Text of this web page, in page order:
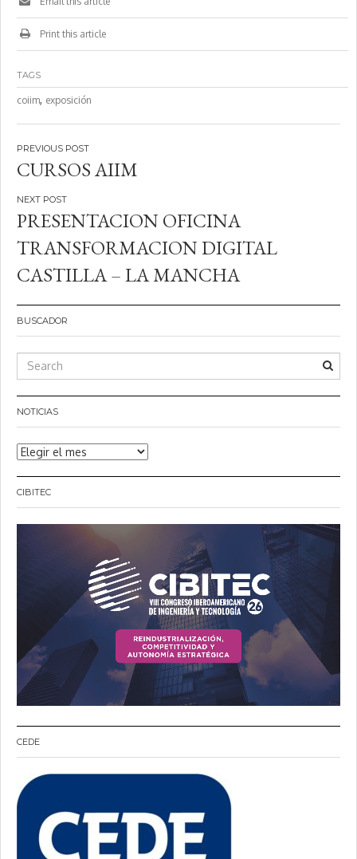
Print this article
TAGS
coiim, exposición
Navegación
de
entradas
CURSOS AIIM
PRESENTACION OFICINA
TRANSFORMACION DIGITAL
CASTILLA – LA MANCHA
BUSCADOR
NOTICIAS
Noticias
CIBITEC
CEDE